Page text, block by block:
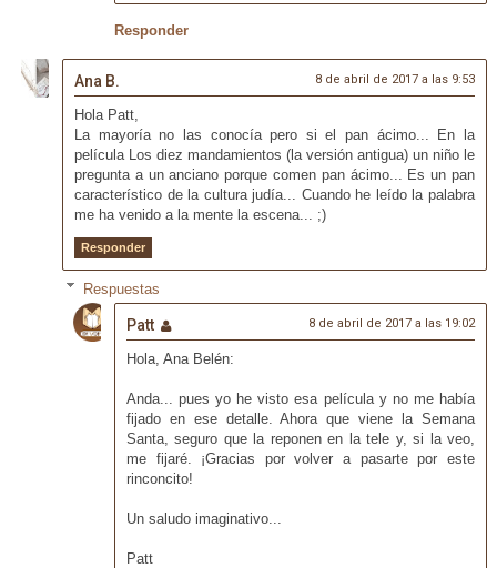
Responder
Ana B. 8 de abril de 2017 a las 9:53
Hola Patt,
La mayoría no las conocía pero si el pan ácimo... En la
película Los diez mandamientos (la versión antigua) un niño le
pregunta a un anciano porque comen pan ácimo... Es un pan
característico de la cultura judía... Cuando he leído la palabra
me ha venido a la mente la escena... ;)
Responder
Respuestas
Patt 8 de abril de 2017 a las 19:02
Hola, Ana Belén:
Anda... pues yo he visto esa película y no me había
fijado en ese detalle. Ahora que viene la Semana
Santa, seguro que la reponen en la tele y, si la veo,
me fijaré. ¡Gracias por volver a pasarte por este
rinconcito!
Un saludo imaginativo...
Patt